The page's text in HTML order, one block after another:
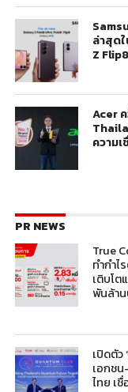
ล่าสุด
Z Flip8
Acer
ความ
PR NEWS
True
ทำกำไ
เติบโต
พันล้า
เปิดตั
เอกชน
ไทย เ